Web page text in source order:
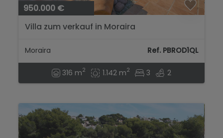
950.000 €
Villa zum verkauf in Moraira
Moraira Ref. PBROD1QL
316 m2 1.142 m2 3 2